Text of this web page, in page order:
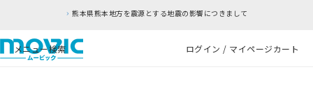
熊本県熊本地方を震源とする地震の影響につきまして
メニュー検索 ログイン / マイページカート